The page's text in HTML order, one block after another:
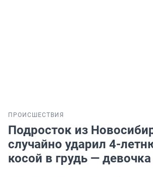
ПРОИСШЕСТВИЯ
Подросток из
случайно ударил 4-
косой в грудь —